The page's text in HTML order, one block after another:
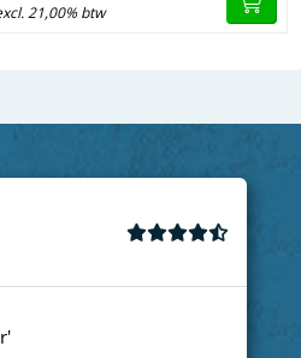
21,00% btw